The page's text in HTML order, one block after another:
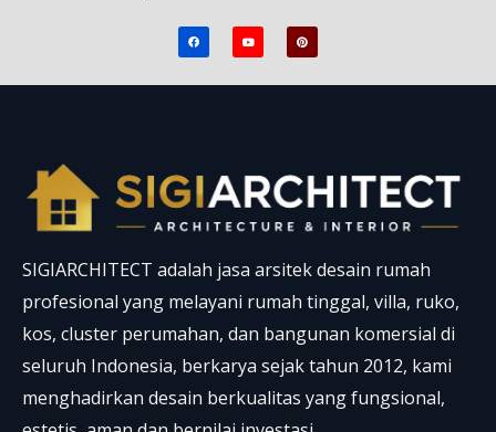
F
a
c
o
Y
o
b
P
i
n
r
SIGIARCHITECT adalah jasa arsitek desain rumah
profesional yang melayani rumah tinggal, villa, ruko,
kos, cluster perumahan, dan bangunan komersial di
seluruh Indonesia, berkarya sejak tahun 2012, kami
menghadirkan desain berkualitas yang fungsional,